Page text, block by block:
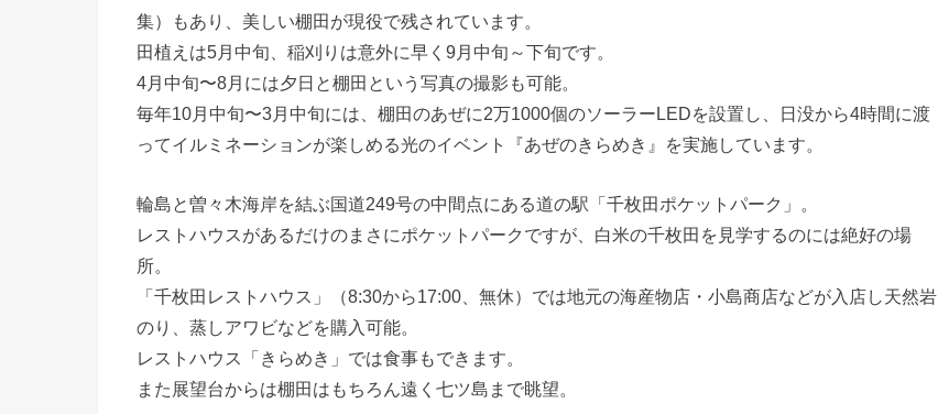
集）もあり、美しい棚田が現役で残されています。
田植えは5月中旬、稲刈りは意外に早く9月中旬～下旬です。
4月中旬〜8月には夕日と棚田という写真の撮影も可能。
毎年10月中旬〜3月中旬には、棚田のあぜに2万1000個のソーラーLEDを設置し、日没から4時間に渡
ってイルミネーションが楽しめる光のイベント『あぜのきらめき』を実施しています。
輪島と曽々木海岸を結ぶ国道249号の中間点にある道の駅「千枚田ポケットパーク」。
レストハウスがあるだけのまさにポケットパークですが、白米の千枚田を見学するのには絶好の場
所。
「千枚田レストハウス」（8:30から17:00、無休）では地元の海産物店・小島商店などが入店し天然岩
のり、蒸しアワビなどを購入可能。
レストハウス「きらめき」では食事もできます。
また展望台からは棚田はもちろん遠く七ツ島まで眺望。